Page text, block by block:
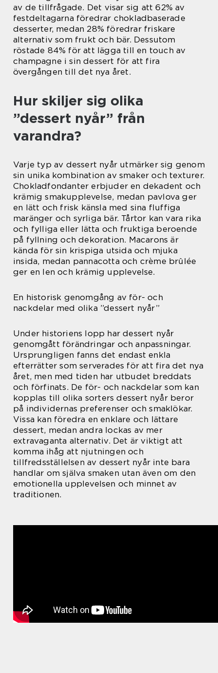
av de tillfrågade. Det visar sig att 62% av
festdeltagarna föredrar chokladbaserade
desserter, medan 28% föredrar friskare
alternativ som frukt och bär. Dessutom
röstade 84% för att lägga till en touch av
champagne i sin dessert för att fira
övergången till det nya året.
Hur skiljer sig olika
”dessert nyår” från
varandra?
Varje typ av dessert nyår utmärker sig genom
sin unika kombination av smaker och texturer.
Chokladfondanter erbjuder en dekadent och
krämig smakupplevelse, medan pavlova ger
en lätt och frisk känsla med sina fluffiga
maränger och syrliga bär. Tårtor kan vara rika
och fylliga eller lätta och fruktiga beroende
på fyllning och dekoration. Macarons är
kända för sin krispiga utsida och mjuka
insida, medan pannacotta och crème brûlée
ger en len och krämig upplevelse.
En historisk genomgång av för- och
nackdelar med olika ”dessert nyår”
Under historiens lopp har dessert nyår
genomgått förändringar och anpassningar.
Ursprungligen fanns det endast enkla
efterrätter som serverades för att fira det nya
året, men med tiden har utbudet breddats
och förfinats. De för- och nackdelar som kan
kopplas till olika sorters dessert nyår beror
på individernas preferenser och smaklökar.
Vissa kan föredra en enklare och lättare
dessert, medan andra lockas av mer
extravaganta alternativ. Det är viktigt att
komma ihåg att njutningen och
tillfredsställelsen av dessert nyår inte bara
handlar om själva smaken utan även om den
emotionella upplevelsen och minnet av
traditionen.